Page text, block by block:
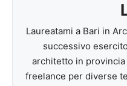
Laureatami a Bari in
successivo
architetto in
freelance per diverse